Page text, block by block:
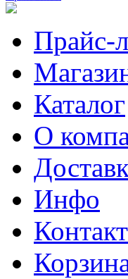
Прайс-
Каталог
О
Инфо